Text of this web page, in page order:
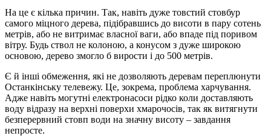
На це є кілька причин. Так, навіть дуже товстий стовбур
самого міцного дерева, підібравшись до висоти в пару сотень
метрів, або не витримає власної ваги, або впаде під поривом
вітру. Будь ствол не колоною, а конусом з дуже широкою
основою, дерево змогло б вирости і до 500 метрів.
Є й інші обмеження, які не дозволяють деревам переплюнути
Останкінську телевежу. Це, зокрема, проблема харчування.
Адже навіть могутні електронасоси рідко коли доставляють
воду відразу на верхні поверхи хмарочосів, так як витягнути
безперервний стовп води на значну висоту – завдання
непросте.